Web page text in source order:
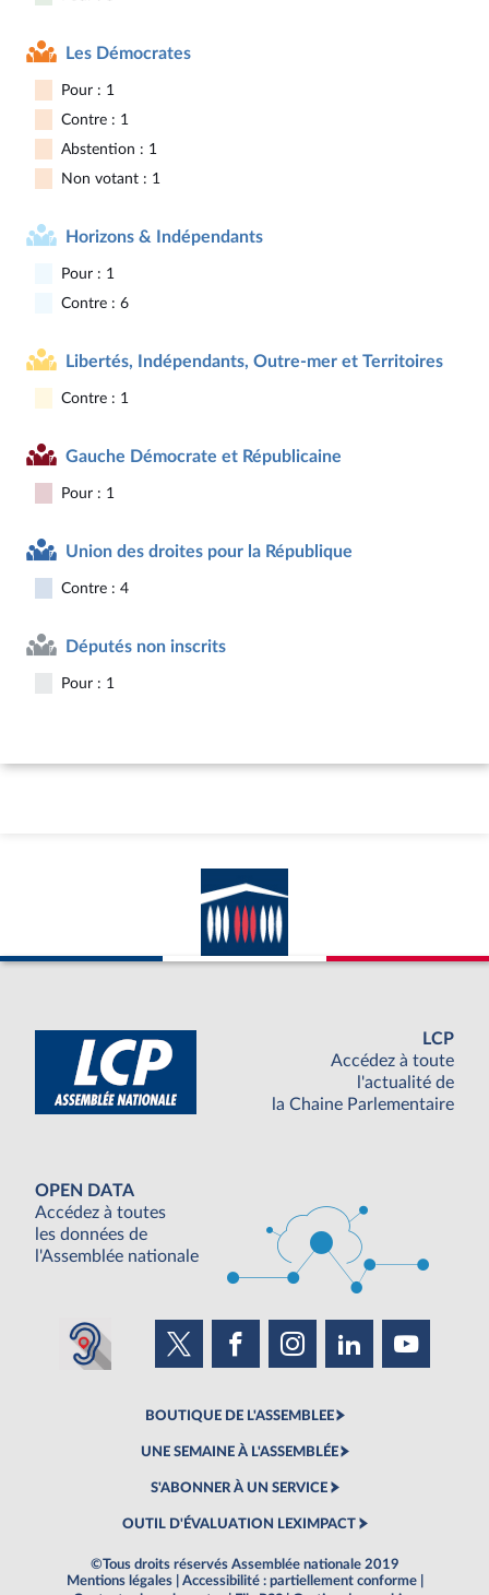
Les Démocrates
Pour : 1
Contre : 1
Abstention : 1
Non votant : 1
Horizons & Indépendants
Pour : 1
Contre : 6
Libertés, Indépendants, Outre-mer et Territoires
Contre : 1
Gauche Démocrate et Républicaine
Pour : 1
Union des droites pour la République
Contre : 4
Députés non inscrits
Pour : 1
LCP
Accédez à toute
l'actualité de
la Chaine Parlementaire
OPEN DATA
Accédez à toutes
les données de
l'Assemblée nationale
BOUTIQUE DE L'ASSEMBLEE
UNE SEMAINE À L'ASSEMBLÉE
S'ABONNER À UN SERVICE
OUTIL D'ÉVALUATION LEXIMPACT
©Tous droits réservés Assemblée nationale 2019
Mentions légales
Accessibilité : partiellement conforme